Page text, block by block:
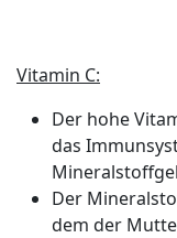
Vitamin C:
Der hohe
das
Der
dem der